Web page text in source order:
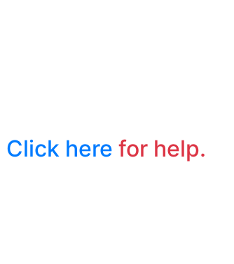
Click here for help.